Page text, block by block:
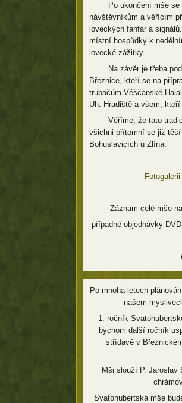
Po ukončení mše se
návštěvníkům a věřícím
loveckých fanfár a
místní hospůdky k
lovecké zážitky.
Na závěr je třeba
Březnice, kteří se na
trubačům Véščanské
Uh. Hradiště a všem,
Věříme, že tato tradice
všichni přítomní se již
Bohuslavicích u Zlína.
Záznam celé mše
případné objednávky
Po mnoha letech
našem
1. ročník
bychom další ročník
střídavě v
Mši slouží P. Jaroslav
Svatohubertská mše